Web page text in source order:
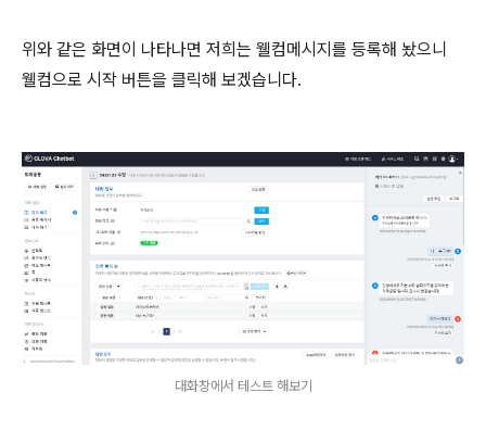
위와 같은 화면이 나타나면 저희는 웰컴메시지를 등록해 놨으니
웰컴으로 시작 버튼을 클릭해 보겠습니다.
대화창에서 테스트 해보기